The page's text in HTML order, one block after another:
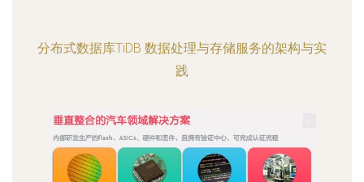
分布式数据库TiDB 数据处理与存储服务的架构与实
践